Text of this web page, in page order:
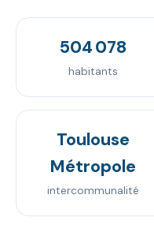
504 078
habitants
Toulouse
Métropole
intercommunalité